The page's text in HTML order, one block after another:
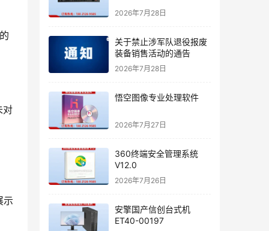
对
示
2026年7月28日
关于禁止涉军队退役报废
装备销售活动的通告
2026年7月28日
悟空图像专业处理软件
2026年7月27日
360终端安全管理系统
V12.0
2026年7月26日
安擎国产信创台式机
ET40-00197